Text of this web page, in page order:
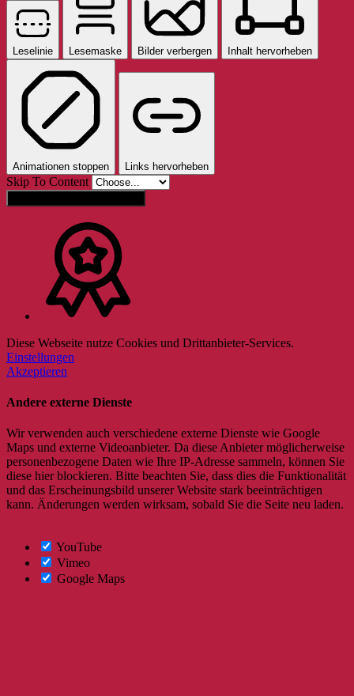
Leselinie Lesemaske Bilder verbergen Inhalt hervorheben
Animationen stoppen Links hervorheben
Skip To Content
Diese Webseite nutze Cookies und Drittanbieter-Services.
Einstellungen
Akzeptieren
Andere externe Dienste
Wir verwenden auch verschiedene externe Dienste wie Google
Maps und externe Videoanbieter. Da diese Anbieter möglicherweise
personenbezogene Daten wie Ihre IP-Adresse sammeln, können Sie
diese hier blockieren. Bitte beachten Sie, dass dies die Funktionalität
und das Erscheinungsbild unserer Website stark beeinträchtigen
kann. Änderungen werden wirksam, sobald Sie die Seite neu laden.
YouTube
Vimeo
Google Maps